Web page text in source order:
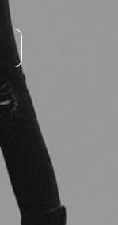
ABSENDEN